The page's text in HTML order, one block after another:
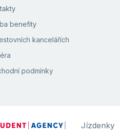
benefity
kancelářích
podmínky
Jízdenky